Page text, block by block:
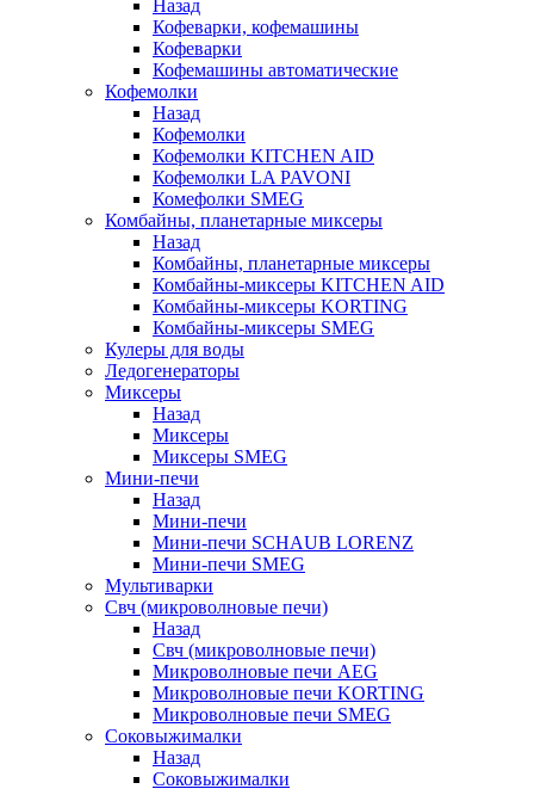
Назад
Кофеварки, кофемашины
Кофеварки
Кофемашины автоматические
Кофемолки
Назад
Кофемолки
Кофемолки KITCHEN AID
Кофемолки LA PAVONI
Комефолки SMEG
Комбайны, планетарные миксеры
Назад
Комбайны, планетарные миксеры
Комбайны-миксеры KITCHEN AID
Комбайны-миксеры KORTING
Комбайны-миксеры SMEG
Кулеры для воды
Ледогенераторы
Миксеры
Назад
Миксеры
Миксеры SMEG
Мини-печи
Назад
Мини-печи
Мини-печи SCHAUB LORENZ
Мини-печи SMEG
Мультиварки
Свч (микроволновые печи)
Назад
Свч (микроволновые печи)
Микроволновые печи AEG
Микроволновые печи KORTING
Микроволновые печи SMEG
Соковыжималки
Назад
Соковыжималки